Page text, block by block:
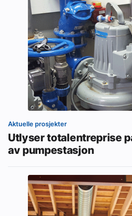
Aktuelle prosjekter
Utlyser totalentreprise
av pumpestasjon